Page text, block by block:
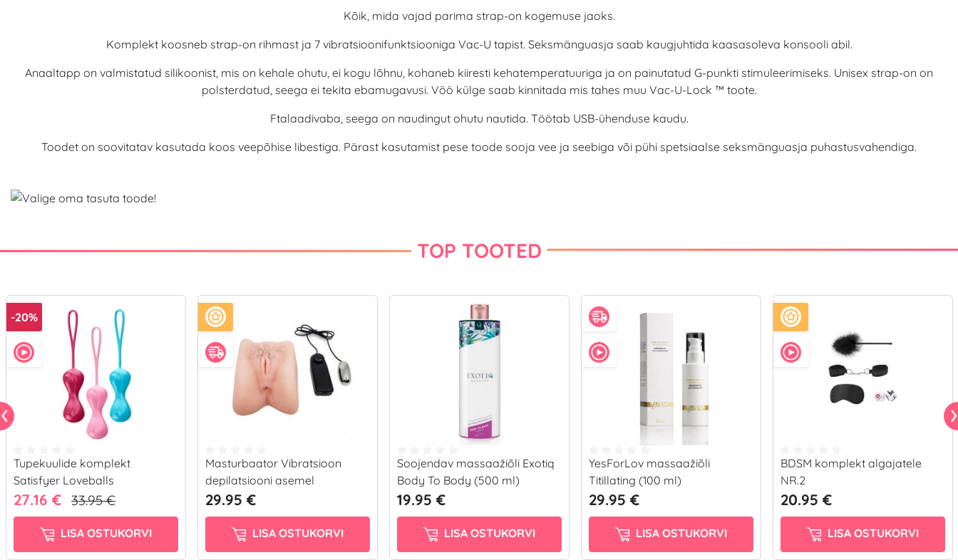
Kõik, mida vajad parima strap-on kogemuse jaoks.
Komplekt koosneb strap-on rihmast ja 7 vibratsioonifunktsiooniga Vac-U tapist. Seksmänguasja saab kaugjuhtida kaasasoleva konsooli abil.
Anaaltapp on valmistatud silikoonist, mis on kehale ohutu, ei kogu lõhnu, kohaneb kiiresti kehatemperatuuriga ja on painutatud G-punkti stimuleerimiseks. Unisex strap-on on
polsterdatud, seega ei tekita ebamugavusi. Vöö külge saab kinnitada mis tahes muu Vac-U-Lock ™ toote.
Ftalaadivaba, seega on naudingut ohutu nautida. Töötab USB-ühenduse kaudu.
Toodet on soovitatav kasutada koos veepõhise libestiga. Pärast kasutamist pese toode sooja vee ja seebiga või pühi spetsiaalse seksmänguasja puhastusvahendiga.
TOP TOOTED
-20%
Tupekuulide komplekt
Satisfyer Loveballs
27.16 € 33.95 €
LISA OSTUKORVI
Masturbaator Vibratsioon
depilatsiooni asemel
29.95 €
LISA OSTUKORVI
Soojendav massaažiõli Exotiq
Body To Body (500 ml)
19.95 €
LISA OSTUKORVI
YesForLov massaažiõli
Titillating (100 ml)
29.95 €
LISA OSTUKORVI
BDSM komplekt algajatele
NR.2
20.95 €
LISA OSTUKORVI